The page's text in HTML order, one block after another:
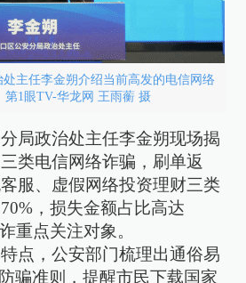
主任李金朔介绍当前高发的电信网络
第1眼TV-华龙网 王雨蘅 摄
局政治处主任李金朔现场揭
类电信网络诈骗，刷单返
服、虚假网络投资理财三类
，损失金额占比高达
重点关注对象。
点，公安部门梳理出通俗易
骗准则，提醒市民下载国家